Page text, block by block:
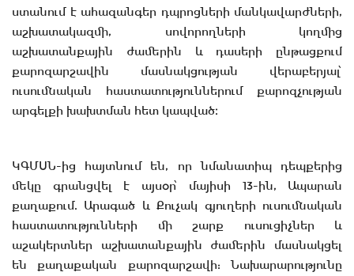
ստանում է ահազանգեր դպրոցների մանկավարժների,
աշխատակազմի, սովորողների կողմից
աշխատանքային ժամերին և դասերի ընթացքում
քարոզարշավին մասնակցության վերաբերյալ՝
ուսումնական հաստատություններում քարոզչության
արգելքի խախտման հետ կապված։
ԿԳՄՍՆ-ից հայտնում են, որ նմանատիպ դեպքերից
մեկը գրանցվել է այսօր՝ մայիսի 13-ին, Ապարան
քաղաքում. Արագած և Քուչակ գյուղերի ուսումնական
հաստատությունների մի շարք ուսուցիչներ և
աշակերտներ աշխատանքային ժամերին մասնակցել
են քաղաքական քարոզարշավի: Նախարարությունը